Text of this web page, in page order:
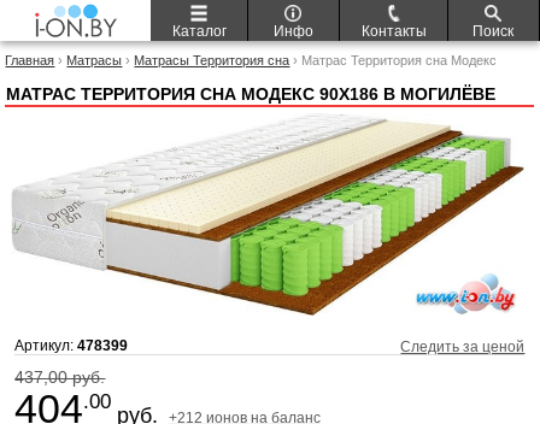
Каталог Инфо Контакты Поиск
Главная › Матрасы › Матрасы Территория сна › Матрас Территория сна Модекс
МАТРАС ТЕРРИТОРИЯ СНА МОДЕКС 90X186 В МОГИЛЁВЕ
Артикул:478399 Следить за ценой
437,00 руб.
404.00
руб. +212 ионов на баланс